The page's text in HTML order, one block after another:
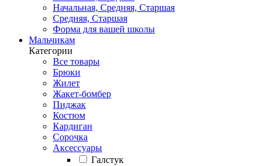
Начальная, Средняя, Старшая
Средняя, Старшая
Форма для вашей школы
Мальчикам
Категории
Все товары
Брюки
Жилет
Жакет-бомбер
Пиджак
Костюм
Кардиган
Сорочка
Аксессуары
Галстук